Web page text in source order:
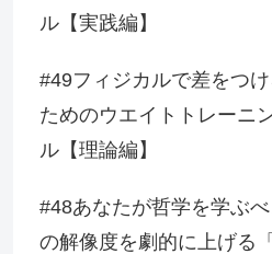
ル【実践編】
#49フィジカルで差をつ
ためのウエイトトレーニ
ル【理論編】
#48あなたが哲学を学ぶ
の解像度を劇的に上げる